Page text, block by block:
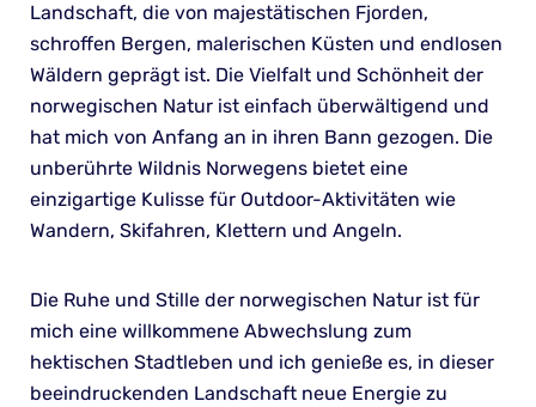
Landschaft, die von majestätischen Fjorden,
schroffen Bergen, malerischen Küsten und endlosen
Wäldern geprägt ist. Die Vielfalt und Schönheit der
norwegischen Natur ist einfach überwältigend und
hat mich von Anfang an in ihren Bann gezogen. Die
unberührte Wildnis Norwegens bietet eine
einzigartige Kulisse für Outdoor-Aktivitäten wie
Wandern, Skifahren, Klettern und Angeln.
Die Ruhe und Stille der norwegischen Natur ist für
mich eine willkommene Abwechslung zum
hektischen Stadtleben und ich genieße es, in dieser
beeindruckenden Landschaft neue Energie zu